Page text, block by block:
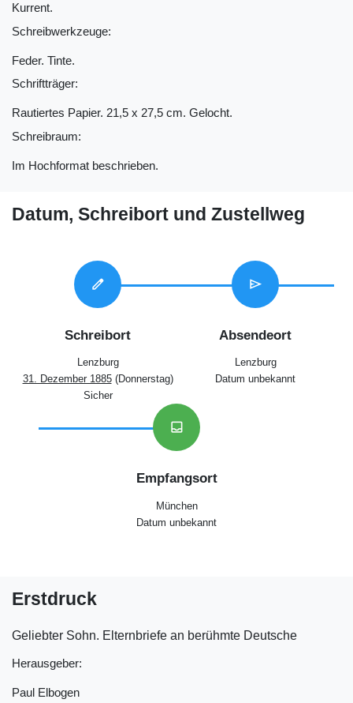
Kurrent.
Schreibwerkzeuge:
Feder. Tinte.
Schriftträger:
Rautiertes Papier. 21,5 x 27,5 cm. Gelocht.
Schreibraum:
Im Hochformat beschrieben.
Datum, Schreibort und Zustellweg
edit
Schreibort
Lenzburg
31. Dezember 1885(Donnerstag)
Sicher
send
Absendeort
Lenzburg
Datum unbekannt
inbox
Empfangsort
München
Datum unbekannt
Erstdruck
Geliebter Sohn. Elternbriefe an berühmte Deutsche
Herausgeber:
Paul Elbogen